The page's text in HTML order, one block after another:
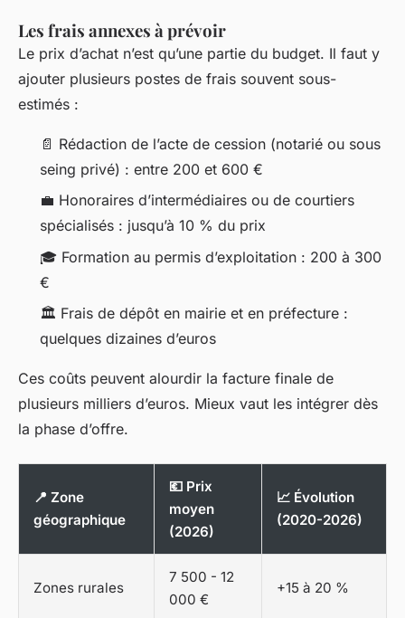
Les frais annexes à prévoir
Le prix d’achat n’est qu’une partie du budget. Il faut y
ajouter plusieurs postes de frais souvent sous-
estimés :
📄 Rédaction de l’acte de cession (notarié ou sous
seing privé) : entre 200 et 600 €
💼 Honoraires d’intermédiaires ou de courtiers
spécialisés : jusqu’à 10 % du prix
🎓 Formation au permis d’exploitation : 200 à 300
€
🏛️ Frais de dépôt en mairie et en préfecture :
quelques dizaines d’euros
Ces coûts peuvent alourdir la facture finale de
plusieurs milliers d’euros. Mieux vaut les intégrer dès
la phase d’offre.
📍 Zone
géographique
💶 Prix
moyen
(2026)
📈 Évolution
(2020-2026)
Zones rurales
7 500 - 12
000 €
+15 à 20 %